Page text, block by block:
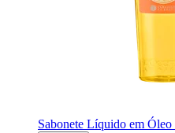
Sabonete Líquido em